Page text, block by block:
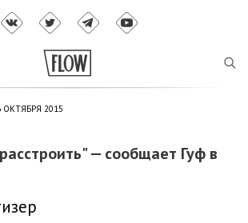
ОКТЯБРЯ 2015
— сообщает Гуф в